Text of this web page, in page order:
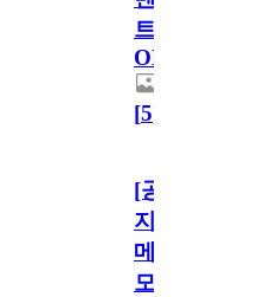
트
OPEN!
[5]
[공
지]
메
모